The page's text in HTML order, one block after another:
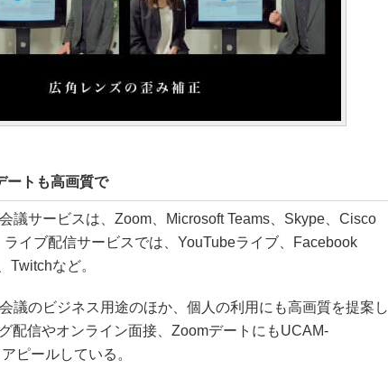
ートも高画質で
議サービスは、Zoom、Microsoft Teams、Skype、Cisco
イブ配信サービスでは、YouTubeライブ、Facebook
Twitchなど。
議のビジネス用途のほか、個人の利用にも高画質を提案し
配信やオンライン面接、ZoomデートにもUCAM-
ピールしている。